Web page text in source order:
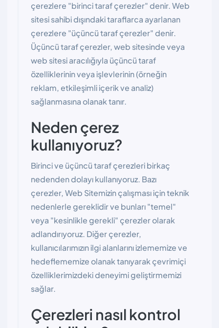
çerezlere "birinci taraf çerezler" denir. Web
sitesi sahibi dışındaki taraflarca ayarlanan
çerezlere "üçüncü taraf çerezler" denir.
Üçüncü taraf çerezler, web sitesinde veya
web sitesi aracılığıyla üçüncü taraf
özelliklerinin veya işlevlerinin (örneğin
reklam, etkileşimli içerik ve analiz)
sağlanmasına olanak tanır.
Neden çerez
kullanıyoruz?
Birinci ve üçüncü taraf çerezleri birkaç
nedenden dolayı kullanıyoruz. Bazı
çerezler, Web Sitemizin çalışması için teknik
nedenlerle gereklidir ve bunları "temel"
veya "kesinlikle gerekli" çerezler olarak
adlandırıyoruz. Diğer çerezler,
kullanıcılarımızın ilgi alanlarını izlememize ve
hedeflememize olanak tanıyarak çevrimiçi
özelliklerimizdeki deneyimi geliştirmemizi
sağlar.
Çerezleri nasıl kontrol